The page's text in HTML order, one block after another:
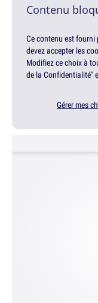
Contenu
Ce contenu est
devez accepter les
Modifiez ce choix à
de la Confidentialité"
Gérer mes